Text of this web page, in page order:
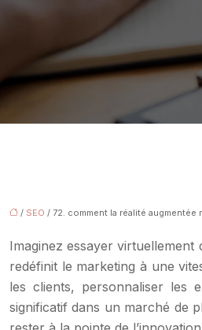
/ SEO / 72. comment la réalité
Imaginez essayer virtuellement
redéfinit le marketing à une
les clients, personnaliser les
significatif dans un marché de